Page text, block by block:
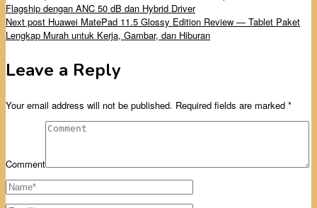
Flagship dengan ANC 50 dB dan Hybrid Driver
Next post Huawei MatePad 11.5 Glossy Edition Review — Tablet Paket
Lengkap Murah untuk Kerja, Gambar, dan Hiburan
Leave a Reply
Your email address will not be published. Required fields are marked *
Comment